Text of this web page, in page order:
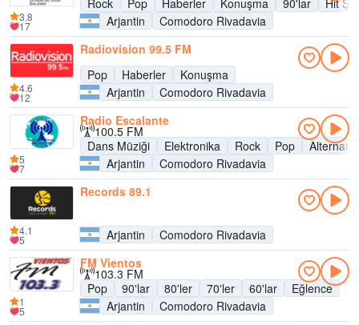
Rock
Pop Haberler Konuşma 90'lar
Hit
Arjantin
Comodoro Rivadavia
3.8
17
Radiovision 99.5 FM
Pop
Haberler
Konuşma
Arjantin
Comodoro Rivadavia
4.6
12
Radio Escalante
100.5 FM
Dans Müziği
Elektronika Rock Pop
Alternatif
Arjantin
Comodoro Rivadavia
5
7
Records 89.1
Arjantin Comodoro Rivadavia
4.1
5
FM Vientos
103.3 FM
Pop
90'lar 80'ler 70'ler 60'lar
Eğlence
Arjantin
Comodoro Rivadavia
1
5